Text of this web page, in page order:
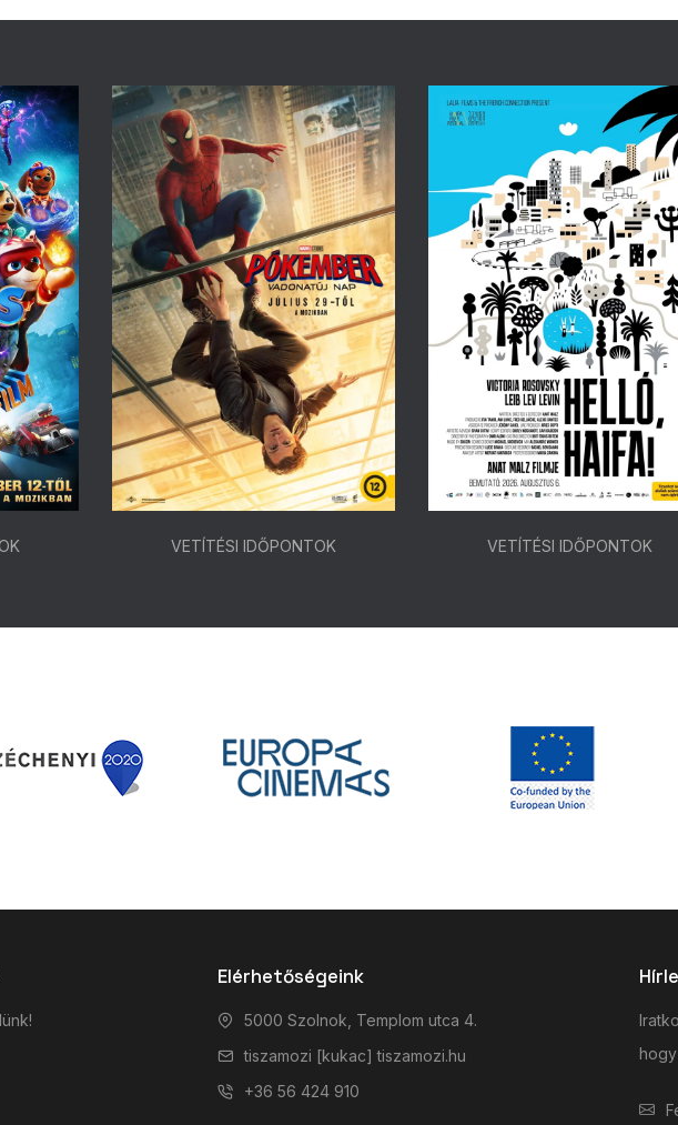
VETÍTÉSI IDŐPONTOK VETÍTÉSI IDŐPONTOK
Elérhetőségeink
5000 Szolnok, Templom utca 4.
tiszamozi [kukac] tiszamozi.hu
+36 56 424 910